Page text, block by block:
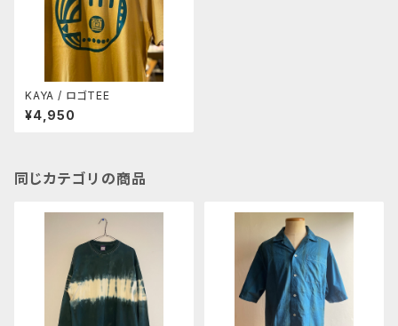
KAYA / ロゴTEE
¥4,950
同じカテゴリの商品